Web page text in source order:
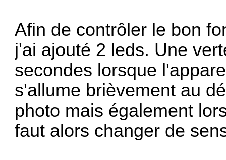
Afin de contrôler le bon
j'ai ajouté 2 leds. Une
secondes lorsque
s'allume brièvement au
photo mais également
faut alors changer de